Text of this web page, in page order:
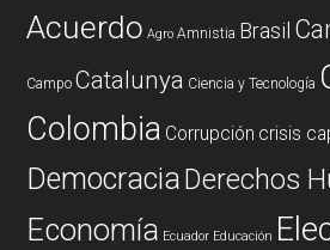
Acuerdo Agro Amnistia Brasil
Campo Catalunya Ciencia y Tecnología
Colombia Corrupción crisis
DemocraciaDerechos
Economía Ecuador Educación